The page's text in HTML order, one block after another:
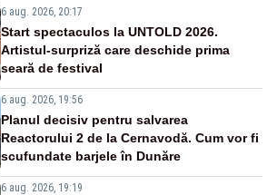
6 aug. 2026, 20:17
Start spectaculos la UNTOLD 2026.
Artistul-surpriză care deschide prima
seară de festival
6 aug. 2026, 19:56
Planul decisiv pentru salvarea
Reactorului 2 de la Cernavodă. Cum vor fi
scufundate barjele în Dunăre
6 aug. 2026, 19:19